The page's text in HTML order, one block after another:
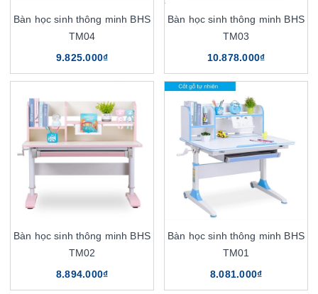
Bàn học sinh thông minh BHS
TM04
9.825.000₫
Bàn học sinh thông minh BHS
TM03
10.878.000₫
Bàn học sinh thông minh BHS
TM02
8.894.000₫
Bàn học sinh thông minh BHS
TM01
8.081.000₫